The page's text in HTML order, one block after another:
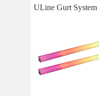
ULine Gurt System